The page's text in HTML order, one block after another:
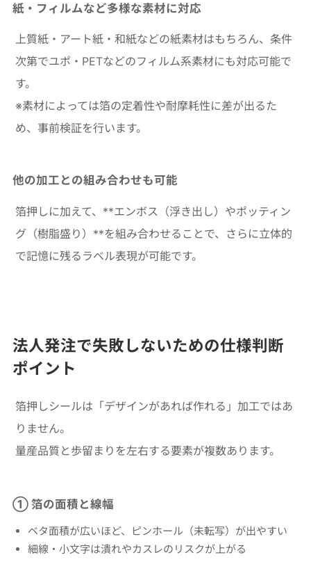
紙・フィルムなど多様な素材に対応
上質紙・アート紙・和紙などの紙素材はもちろん、条件
次第でユポ・PETなどのフィルム系素材にも対応可能で
す。
※素材によっては箔の定着性や耐摩耗性に差が出るた
め、事前検証を行います。
他の加工との組み合わせも可能
箔押しに加えて、**エンボス（浮き出し）やポッティン
グ（樹脂盛り）**を組み合わせることで、さらに立体的
で記憶に残るラベル表現が可能です。
法人発注で失敗しないための仕様判断
ポイント
箔押しシールは「デザインがあれば作れる」加工ではあ
りません。
量産品質と歩留まりを左右する要素が複数あります。
① 箔の面積と線幅
ベタ面積が広いほど、ピンホール（未転写）が出やすい
細線・小文字は潰れやカスレのリスクが上がる